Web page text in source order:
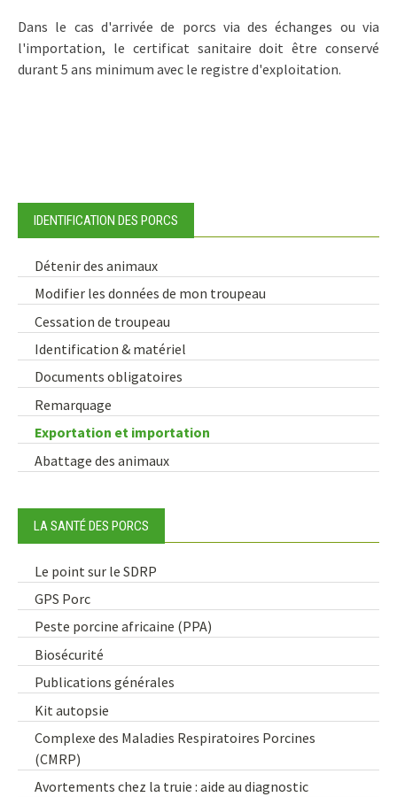
Dans le cas d'arrivée de porcs via des échanges ou via
l'importation, le certificat sanitaire doit être conservé
durant 5 ans minimum avec le registre d'exploitation.
IDENTIFICATION DES PORCS
Détenir des animaux
Modifier les données de mon troupeau
Cessation de troupeau
Identification & matériel
Documents obligatoires
Remarquage
Exportation et importation
Abattage des animaux
LA SANTÉ DES PORCS
Le point sur le SDRP
GPS Porc
Peste porcine africaine (PPA)
Biosécurité
Publications générales
Kit autopsie
Complexe des Maladies Respiratoires Porcines
(CMRP)
Avortements chez la truie : aide au diagnostic